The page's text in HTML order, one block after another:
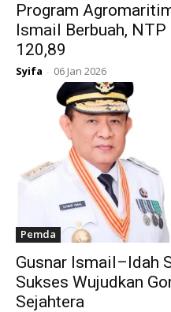
Program
Ismail Berbuah,
120,89
Syifa - 06 Jan 2026
Pemda
Gusnar Ismail–Idah
Sukses Wujudkan
Sejahtera